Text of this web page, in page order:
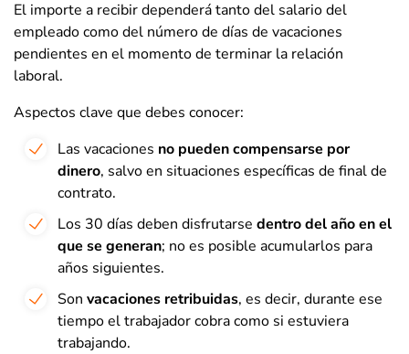
El importe a recibir dependerá tanto del salario del
empleado como del número de días de vacaciones
pendientes en el momento de terminar la relación
laboral.
Aspectos clave que debes conocer:
Las vacaciones no pueden compensarse por
dinero, salvo en situaciones específicas de final de
contrato.
Los 30 días deben disfrutarse dentro del año en el
que se generan; no es posible acumularlos para
años siguientes.
Son vacaciones retribuidas, es decir, durante ese
tiempo el trabajador cobra como si estuviera
trabajando.